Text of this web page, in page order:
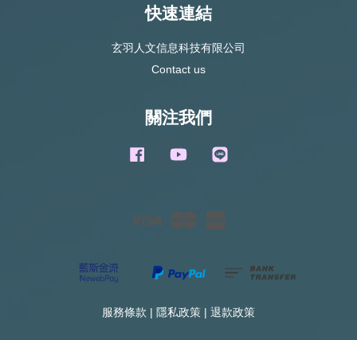
快速連結
玄羽人文信息科技有限公司
Contact us
關注我們
Facebook YouTube
Visa Master
服務條款 隱私政策 退款政策